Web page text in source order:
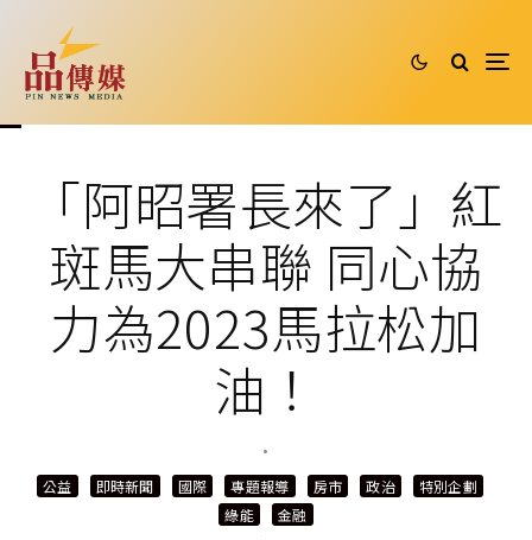
「阿昭署長來了」紅
斑馬大串聯 同心協
力為2023馬拉松加
油！
·
公益 即時新聞 國際 專題報導 房市 政治
特別企劃
綠能
金融